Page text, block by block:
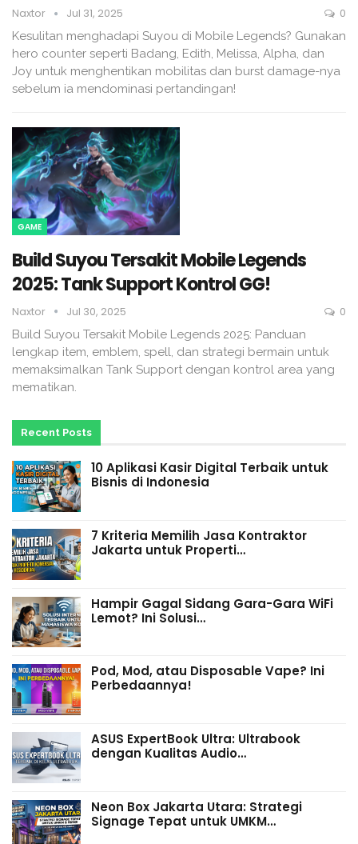
Naxtor Jul 31, 2025 0
Kesulitan menghadapi Suyou di Mobile Legends? Gunakan
hero counter seperti Badang, Edith, Melissa, Alpha, dan
Joy untuk menghentikan mobilitas dan burst damage-nya
sebelum ia mendominasi pertandingan!
GAME
Build Suyou Tersakit Mobile Legends
2025: Tank Support Kontrol GG!
Naxtor Jul 30, 2025 0
Build Suyou Tersakit Mobile Legends 2025: Panduan
lengkap item, emblem, spell, dan strategi bermain untuk
memaksimalkan Tank Support dengan kontrol area yang
mematikan.
Recent Posts
10 Aplikasi Kasir Digital Terbaik untuk
Bisnis di Indonesia
7 Kriteria Memilih Jasa Kontraktor
Jakarta untuk Properti…
Hampir Gagal Sidang Gara-Gara WiFi
Lemot? Ini Solusi…
Pod, Mod, atau Disposable Vape? Ini
Perbedaannya!
ASUS ExpertBook Ultra: Ultrabook
dengan Kualitas Audio…
Neon Box Jakarta Utara: Strategi
Signage Tepat untuk UMKM…